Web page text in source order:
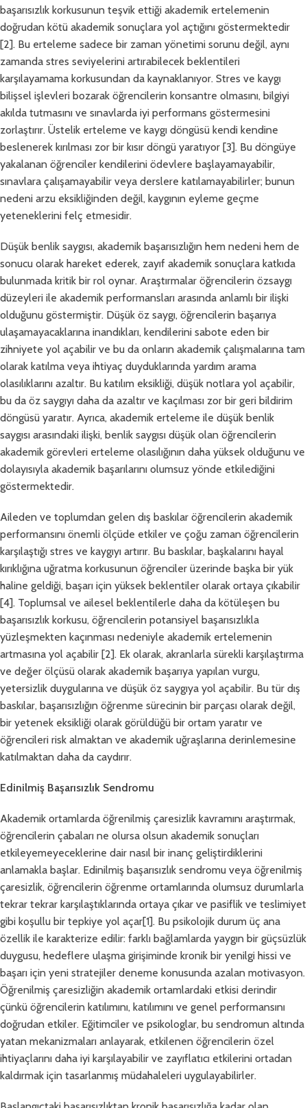
başarısızlık korkusunun teşvik ettiği akademik ertelemenin
doğrudan kötü akademik sonuçlara yol açtığını göstermektedir
[2]. Bu erteleme sadece bir zaman yönetimi sorunu değil, aynı
zamanda stres seviyelerini artırabilecek beklentileri
karşılayamama korkusundan da kaynaklanıyor. Stres ve kaygı
bilişsel işlevleri bozarak öğrencilerin konsantre olmasını, bilgiyi
akılda tutmasını ve sınavlarda iyi performans göstermesini
zorlaştırır. Üstelik erteleme ve kaygı döngüsü kendi kendine
beslenerek kırılması zor bir kısır döngü yaratıyor [3]. Bu döngüye
yakalanan öğrenciler kendilerini ödevlere başlayamayabilir,
sınavlara çalışamayabilir veya derslere katılamayabilirler; bunun
nedeni arzu eksikliğinden değil, kaygının eyleme geçme
yeteneklerini felç etmesidir.
Düşük benlik saygısı, akademik başarısızlığın hem nedeni hem de
sonucu olarak hareket ederek, zayıf akademik sonuçlara katkıda
bulunmada kritik bir rol oynar. Araştırmalar öğrencilerin özsaygı
düzeyleri ile akademik performansları arasında anlamlı bir ilişki
olduğunu göstermiştir. Düşük öz saygı, öğrencilerin başarıya
ulaşamayacaklarına inandıkları, kendilerini sabote eden bir
zihniyete yol açabilir ve bu da onların akademik çalışmalarına tam
olarak katılma veya ihtiyaç duyduklarında yardım arama
olasılıklarını azaltır. Bu katılım eksikliği, düşük notlara yol açabilir,
bu da öz saygıyı daha da azaltır ve kaçılması zor bir geri bildirim
döngüsü yaratır. Ayrıca, akademik erteleme ile düşük benlik
saygısı arasındaki ilişki, benlik saygısı düşük olan öğrencilerin
akademik görevleri erteleme olasılığının daha yüksek olduğunu ve
dolayısıyla akademik başarılarını olumsuz yönde etkilediğini
göstermektedir.
Aileden ve toplumdan gelen dış baskılar öğrencilerin akademik
performansını önemli ölçüde etkiler ve çoğu zaman öğrencilerin
karşılaştığı stres ve kaygıyı artırır. Bu baskılar, başkalarını hayal
kırıklığına uğratma korkusunun öğrenciler üzerinde başka bir yük
haline geldiği, başarı için yüksek beklentiler olarak ortaya çıkabilir
[4]. Toplumsal ve ailesel beklentilerle daha da kötüleşen bu
başarısızlık korkusu, öğrencilerin potansiyel başarısızlıkla
yüzleşmekten kaçınması nedeniyle akademik ertelemenin
artmasına yol açabilir [2]. Ek olarak, akranlarla sürekli karşılaştırma
ve değer ölçüsü olarak akademik başarıya yapılan vurgu,
yetersizlik duygularına ve düşük öz saygıya yol açabilir. Bu tür dış
baskılar, başarısızlığın öğrenme sürecinin bir parçası olarak değil,
bir yetenek eksikliği olarak görüldüğü bir ortam yaratır ve
öğrencileri risk almaktan ve akademik uğraşlarına derinlemesine
katılmaktan daha da caydırır.
Edinilmiş Başarısızlık Sendromu
Akademik ortamlarda öğrenilmiş çaresizlik kavramını araştırmak,
öğrencilerin çabaları ne olursa olsun akademik sonuçları
etkileyemeyeceklerine dair nasıl bir inanç geliştirdiklerini
anlamakla başlar. Edinilmiş başarısızlık sendromu veya öğrenilmiş
çaresizlik, öğrencilerin öğrenme ortamlarında olumsuz durumlarla
tekrar tekrar karşılaştıklarında ortaya çıkar ve pasiflik ve teslimiyet
gibi koşullu bir tepkiye yol açar[1]. Bu psikolojik durum üç ana
özellik ile karakterize edilir: farklı bağlamlarda yaygın bir güçsüzlük
duygusu, hedeflere ulaşma girişiminde kronik bir yenilgi hissi ve
başarı için yeni stratejiler deneme konusunda azalan motivasyon.
Öğrenilmiş çaresizliğin akademik ortamlardaki etkisi derindir
çünkü öğrencilerin katılımını, katılımını ve genel performansını
doğrudan etkiler. Eğitimciler ve psikologlar, bu sendromun altında
yatan mekanizmaları anlayarak, etkilenen öğrencilerin özel
ihtiyaçlarını daha iyi karşılayabilir ve zayıflatıcı etkilerini ortadan
kaldırmak için tasarlanmış müdahaleleri uygulayabilirler.